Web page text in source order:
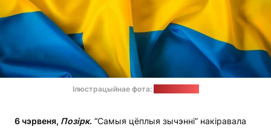
Ілюстрацыйнае фота:
6 чэрвеня, Позірк. “Самыя цёплыя зычэнні” накіравала